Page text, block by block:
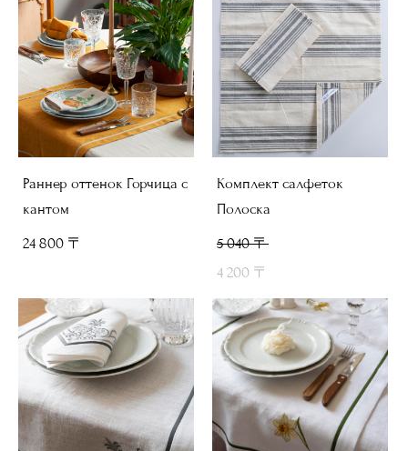
Раннер оттенок Горчица с
кантом
24 800 〒
Комплект салфеток
Полоска
5 040 〒
4 200 〒